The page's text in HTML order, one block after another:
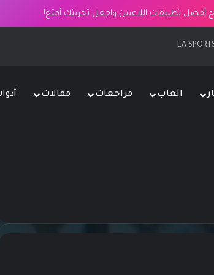
أفضل تطبيقات اللاعبين واجعل تجربتك أمتع!
العاب مراجعات مقالات